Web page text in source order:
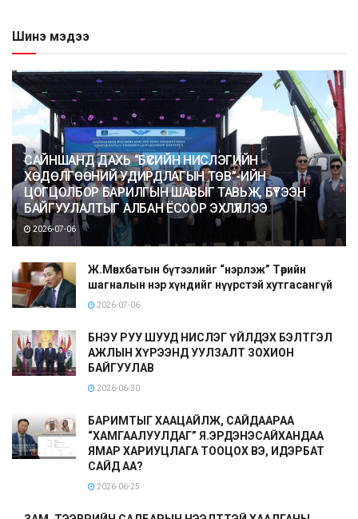
Шинэ мэдээ
САЙНШАНД ДАХЬ “БҮСИЙН НИСЛЭГИЙН
ХӨДӨЛГӨӨНИЙ УДИРДЛАГЫН ТӨВ”-ИЙН
ЦОГЦОЛБОР БАРИЛГЫН ШАВЫГ ТАВЬЖ, БҮТЭЭН
БАЙГУУЛАЛТЫГ АЛБАН ЁСООР ЭХЛҮҮЛЛЭЭ
2026-07-06
Ж.Мөнхбатын бүтээлийг “нэрлэж” Төрийн
шагналын нэр хүндийг нүүрстэй хутгасангүй
2026-07-06
БНЭУ РУУ ШУУД НИСЛЭГ ҮЙЛДЭХ БЭЛТГЭЛ
АЖЛЫН ХҮРЭЭНД УУЛЗАЛТ ЗОХИОН
БАЙГУУЛАВ
2026-06-30
БАРИМТЫГ ХААЦАЙЛЖ, САЙДААРАА
“ХАМГААЛУУЛДАГ” Я.ЭРДЭНЭСАЙХАНДАА
ЯМАР ХАРИУЦЛАГА ТООЦОХ ВЭ, ИДЭРБАТ
САЙД АА?
2026-06-25